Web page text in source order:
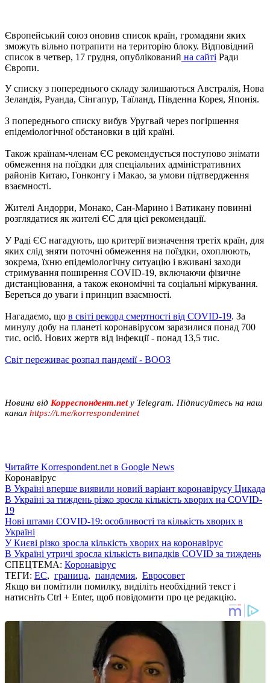
Європейський союз оновив список країн, громадяни яких
зможуть вільно потрапити на територію блоку. Відповідний
список в четвер, 17 грудня, опублікований на сайті Ради
Європи.
У списку з попереднього складу залишаються Австралія, Нова
Зеландія, Руанда, Сінгапур, Таїланд, Південна Корея, Японія.
З попереднього списку вибув Уругвай через погіршення
епідеміологічної обстановки в цій країні.
Також країнам-членам ЄС рекомендується поступово знімати
обмеження на поїздки для спеціальних адміністративних
районів Китаю, Гонконгу і Макао, за умови підтвердження
взаємності.
Жителі Андорри, Монако, Сан-Марино і Ватикану повинні
розглядатися як жителі ЄС для цієї рекомендації.
У Раді ЄС нагадують, що критерії визначення третіх країн, для
яких слід зняти поточні обмеження на поїздки, охоплюють,
зокрема, їхню епідеміологічну ситуацію і вживані заходи
стримування поширення COVID-19, включаючи фізичне
дистанціювання, а також економічні та соціальні міркування.
Береться до уваги і принцип взаємності.
Нагадаємо, що в світі рекорд смертності від COVID-19. За
минулу добу на планеті коронавірусом заразилися понад 700
тис. осіб. Нових жертв від інфекції - понад 13,5 тис.
Світ переживає розпал пандемії - ВООЗ
Новини від Корреспондент.netу Telegram. Підписуйтесь на наш
канал https://t.me/korrespondentnet
Читайте Korrespondent.net в Google News
Коронавірус
В Україні вперше виявили новий варіант коронавірусу Цикада
В Україні за тиждень різко зросла кількість хворих на COVID-
19
Нові штами COVID-19: особливості та кількість хворих в
Україні
У Києві різко зросла кількість хворих на коронавірус
В Україні утричі зросла кількість випадків COVID за тиждень
СПЕЦТЕМА: Коронавірус
ТЕГИ: ЕС, граница, пандемия, Евросовет
Якщо ви помітили помилку, виділіть необхідний текст і
натисніть Ctrl + Enter, щоб повідомити про це редакцію.